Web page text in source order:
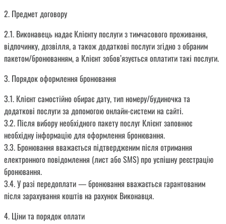
2. Предмет договору
2.1. Виконавець надає Клієнту послуги з тимчасового проживання,
відпочинку, дозвілля, а також додаткові послуги згідно з обраним
пакетом/бронюванням, а Клієнт зобов’язується оплатити такі послуги.
3. Порядок оформлення бронювання
3.1. Клієнт самостійно обирає дату, тип номеру/будиночка та
додаткові послуги за допомогою онлайн-системи на сайті.
3.2. Після вибору необхідного пакету послуг Клієнт заповнює
необхідну інформацію для оформлення бронювання.
3.3. Бронювання вважається підтвердженим після отримання
електронного повідомлення (лист або SMS) про успішну реєстрацію
бронювання.
3.4. У разі передоплати — бронювання вважається гарантованим
після зарахування коштів на рахунок Виконавця.
4. Ціни та порядок оплати